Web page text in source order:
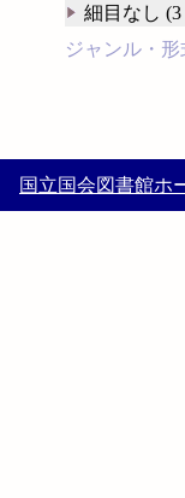
細目なし (3
ジャンル・形
国立国会図書館ホ